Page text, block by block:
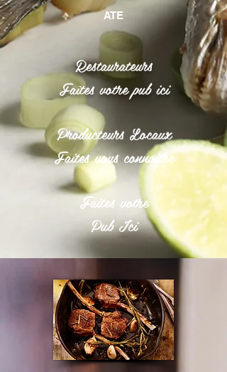
ATE
Restaurateurs
Faîtes votre pub ici
Producteurs Locaux
Faites vous connaitre
Faites votre
Pub Ici